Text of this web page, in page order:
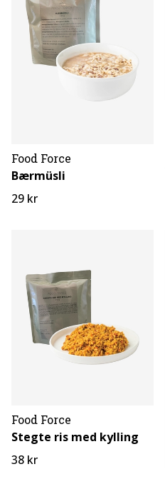
Food Force
Bærmüsli
29 kr
Food Force
Stegte ris med kylling
38 kr